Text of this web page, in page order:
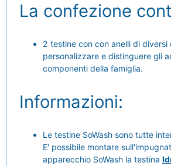
La confezione
2 testine con con anelli di diversi
personalizzare e distinguere gli
componenti della famiglia.
Informazioni:
Le testine SoWash sono tutte
E' possibile montare
apparecchio SoWash la testina